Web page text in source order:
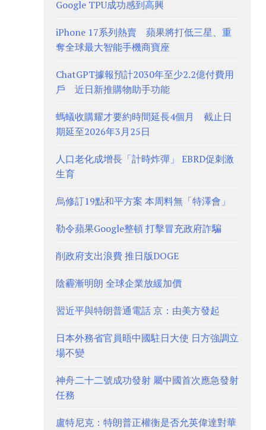
Google TPU成功感到高興
iPhone 17系列熱賣 蘋果將打低三星、重
奪全球最大智能手機商寶座
ChatGPT據報預計2030年至少2.2億付費用
戶 近日新推購物助手功能
螞蟻收購耀才要約時間延長4個月 截止日
期延至2026年3月25日
人口老化成增長「計時炸彈」 EBRD促刺激
生育
烏修訂19點和平方案 本周料無「特澤會」
勒令蘋果Google整頓 打擊冒充政府詐騙
削政府支出浪費 推日版DOGE
陰霾漸明朗 全球企業放緩加價
習近平與特朗普通電話 京：由美方發起
日本外務省官員晤中國駐日大使 日方強調立
場不變
神舟二十二號成功發射 屬中國首次應急發射
任務
盧特尼克：特朗普正權衡是否允英偉達對華